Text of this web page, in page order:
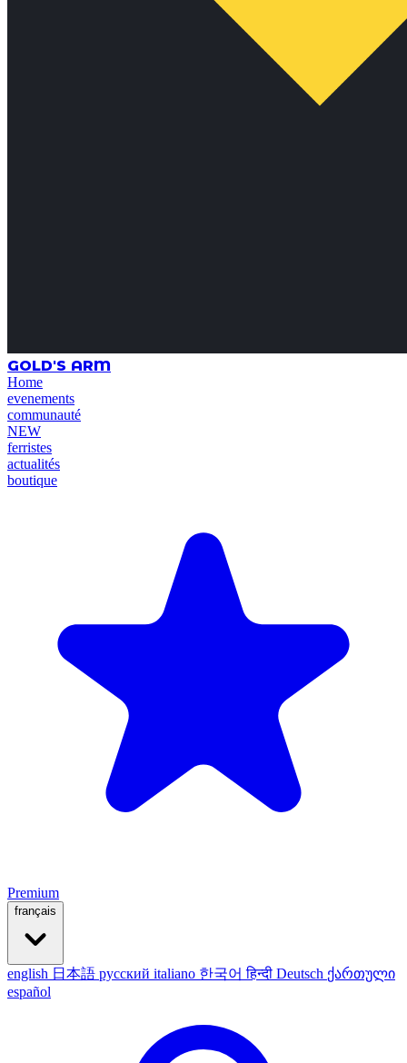
GOLD'S ARM
Home
evenements
communauté
NEW
ferristes
actualités
boutique
Premium
français
english 日本語 русский italiano 한국어हिन्दी Deutsch ქართული
español